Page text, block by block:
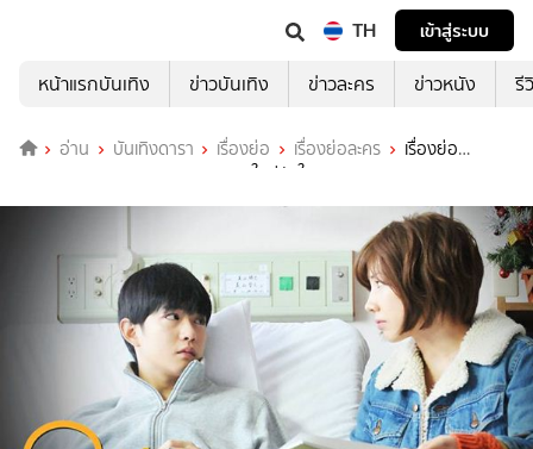
TH
เข้าสู่ระบบ
หน้าแรกบันเทิง
ข่าวบันเทิง ข่าวละคร ข่าวหนัง รี
อ่าน บันเทิงดารา เรื่องย่อ เรื่องย่อละคร
เรื่องย่อ
Resident Story of 5 interns หมอใหม่หัวใจเทวดา